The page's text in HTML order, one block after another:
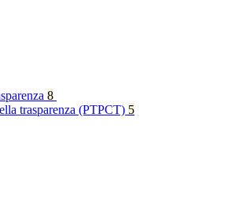
8
trasparenza (PTPCT) 5